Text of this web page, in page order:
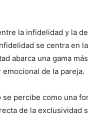
la infidelidad y la
se centra en
abarca una gama
de la pareja.
percibe como una
de la exclusividad